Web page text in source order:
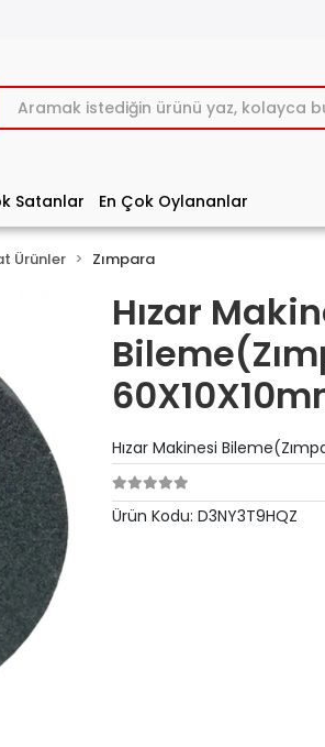
Satanlar En Çok Oylananlar
Ürünler Zımpara
Hızar
Hızar Makinesi
Ürün Kodu:D3NY3T9HQZ